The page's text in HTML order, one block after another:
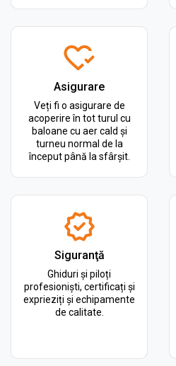
Asigurare
Veți fi o asigurare de
acoperire în tot turul cu
baloane cu aer cald și
turneu normal de la
început până la sfârșit.
Siguranţă
Ghiduri și piloți
profesioniști, certificați și
exprieziți și echipamente
de calitate.